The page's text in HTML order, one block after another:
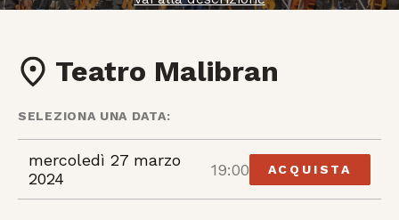
Teatro Malibran
SELEZIONA UNA DATA:
mercoledì 27 marzo
2024
19:00 ACQUISTA